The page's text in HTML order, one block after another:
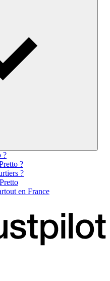
?
?
?
en France